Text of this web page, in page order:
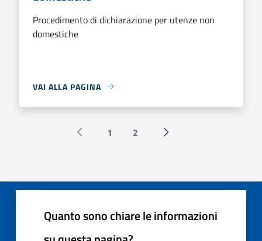
Procedimento di dichiarazione per utenze non
domestiche
VAI ALLA PAGINA
Pagina precedente
1 2 Successiva »
Quanto sono chiare le informazioni